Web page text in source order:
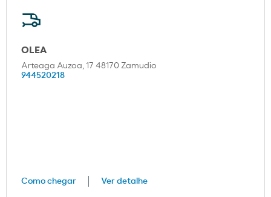
OLEA
Arteaga Auzoa, 17 48170 Zamudio
944520218
Como chegar Ver detalhe